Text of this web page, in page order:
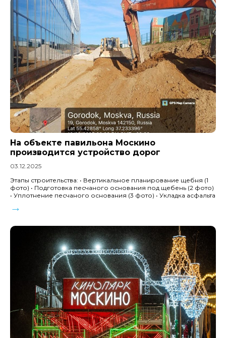
На объекте павильона Москино
производится устройство дорог
03.12.2025
Этапы строительства: • Вертикальное планирование щебня (1
фото) • Подготовка песчаного основания под щебень (2 фото)
• Уплотнение песчаного основания (3 фото) • Укладка асфальта
→